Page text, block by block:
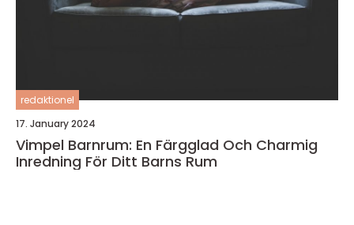
redaktionel
17. January 2024
Vimpel Barnrum: En Färgglad Och Charmig
Inredning För Ditt Barns Rum